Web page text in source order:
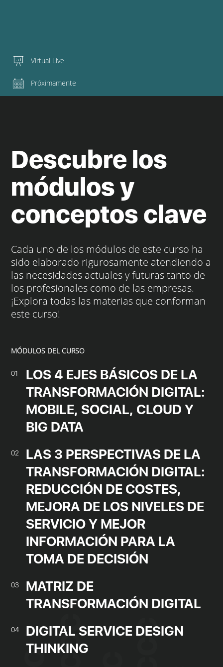
Virtual Live
Próximamente
Descubre los
módulos y
conceptos clave
Cada uno de los módulos de este curso ha
sido elaborado rigurosamente atendiendo a
las necesidades actuales y futuras tanto de
los profesionales como de las empresas.
¡Explora todas las materias que conforman
este curso!
MÓDULOS DEL CURSO
01
LOS 4 EJES BÁSICOS DE LA
TRANSFORMACIÓN DIGITAL:
MOBILE, SOCIAL, CLOUD Y
BIG DATA
02
LAS 3 PERSPECTIVAS DE LA
TRANSFORMACIÓN DIGITAL:
REDUCCIÓN DE COSTES,
MEJORA DE LOS NIVELES DE
SERVICIO Y MEJOR
INFORMACIÓN PARA LA
TOMA DE DECISIÓN
03
MATRIZ DE
TRANSFORMACIÓN DIGITAL
04
DIGITAL SERVICE DESIGN
THINKING